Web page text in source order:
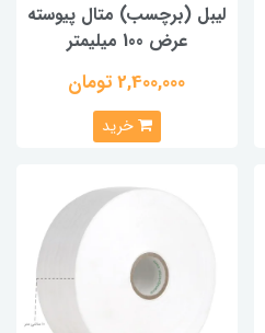
لیبل (برچسب) متال پیوسته
عرض 100 میلیمتر
2,400,000 تومان
خرید